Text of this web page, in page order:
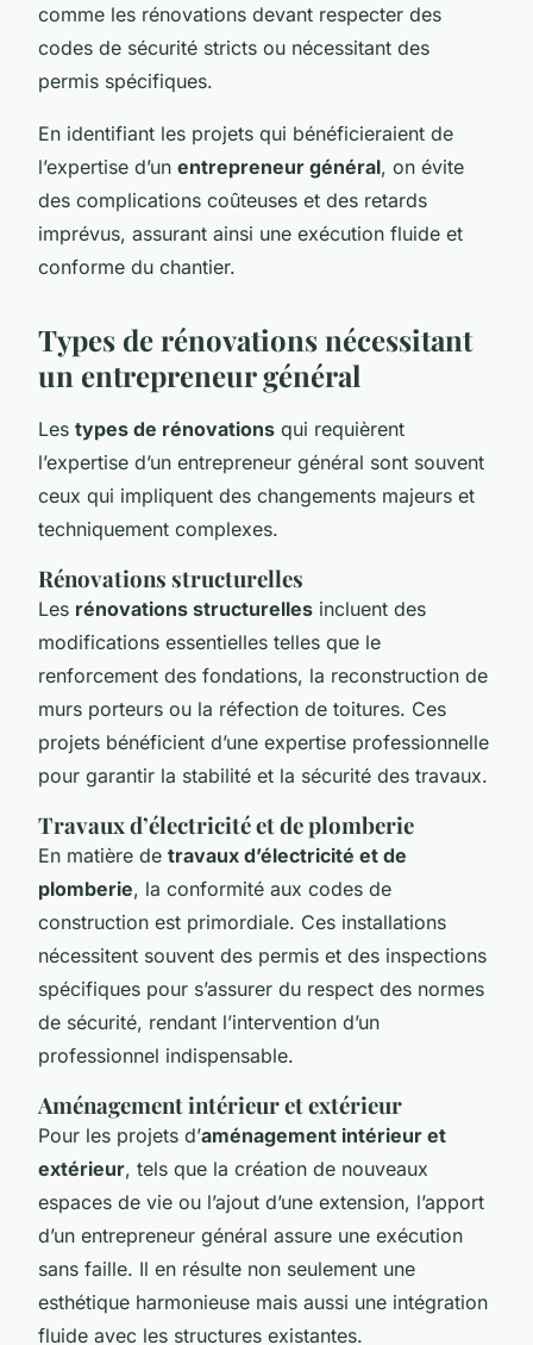
comme les rénovations devant respecter des
codes de sécurité stricts ou nécessitant des
permis spécifiques.
En identifiant les projets qui bénéficieraient de
l’expertise d’un entrepreneur général, on évite
des complications coûteuses et des retards
imprévus, assurant ainsi une exécution fluide et
conforme du chantier.
Types de rénovations nécessitant
un entrepreneur général
Les types de rénovations qui requièrent
l’expertise d’un entrepreneur général sont souvent
ceux qui impliquent des changements majeurs et
techniquement complexes.
Rénovations structurelles
Les rénovations structurelles incluent des
modifications essentielles telles que le
renforcement des fondations, la reconstruction de
murs porteurs ou la réfection de toitures. Ces
projets bénéficient d’une expertise professionnelle
pour garantir la stabilité et la sécurité des travaux.
Travaux d’électricité et de plomberie
En matière de travaux d’électricité et de
plomberie, la conformité aux codes de
construction est primordiale. Ces installations
nécessitent souvent des permis et des inspections
spécifiques pour s’assurer du respect des normes
de sécurité, rendant l’intervention d’un
professionnel indispensable.
Aménagement intérieur et extérieur
Pour les projets d’aménagement intérieur et
extérieur, tels que la création de nouveaux
espaces de vie ou l’ajout d’une extension, l’apport
d’un entrepreneur général assure une exécution
sans faille. Il en résulte non seulement une
esthétique harmonieuse mais aussi une intégration
fluide avec les structures existantes.